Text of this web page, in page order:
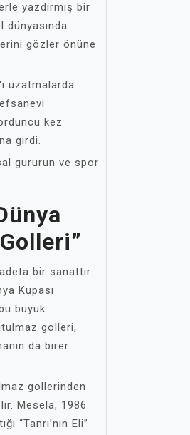
yazdırmış bir
dünyasında
gözler önüne
uzatmalarda
kez
girdi.
gururun ve spor
bir sanattır.
Kupası
büyük
golleri,
da birer
gollerinden
Mesela, 1986
“Tanrı’nın Eli”